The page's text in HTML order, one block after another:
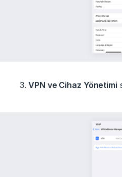
VPN ve Cihaz Yönetimi